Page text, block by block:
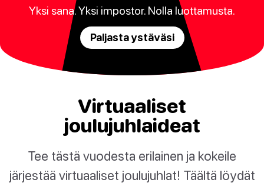
Yksi sana. Yksi impostor. Nolla luottamusta.
Paljasta ystäväsi
Virtuaaliset
joulujuhlaideat
Tee tästä vuodesta erilainen ja kokeile
järjestää virtuaaliset joulujuhlat! Täältä löydät